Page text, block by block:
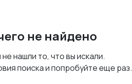
не найдено
нашли то, что вы искали.
поиска и попробуйте еще раз.